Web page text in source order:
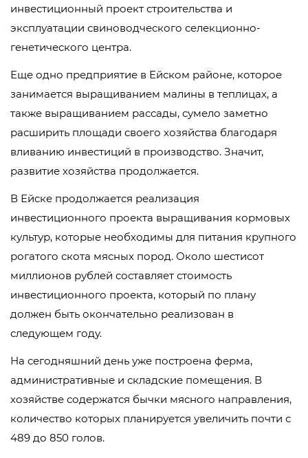
инвестиционный проект строительства и
эксплуатации свиноводческого селекционно-
генетического центра.
Еще одно предприятие в Ейском районе, которое
занимается выращиванием малины в теплицах, а
также выращиванием рассады, сумело заметно
расширить площади своего хозяйства благодаря
вливанию инвестиций в производство. Значит,
развитие хозяйства продолжается.
В Ейске продолжается реализация
инвестиционного проекта выращивания кормовых
культур, которые необходимы для питания крупного
рогатого скота мясных пород. Около шестисот
миллионов рублей составляет стоимость
инвестиционного проекта, который по плану
должен быть окончательно реализован в
следующем году.
На сегодняшний день уже построена ферма,
административные и складские помещения. В
хозяйстве содержатся бычки мясного направления,
количество которых планируется увеличить почти с
489 до 850 голов.